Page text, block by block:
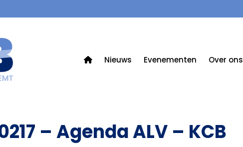
Nieuws Evenementen Over ons
– Agenda ALV – KCB